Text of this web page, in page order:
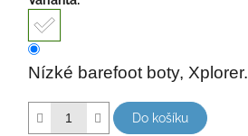
0,0
5
hvězdiček.
cena:
Nízké barefoot boty, Xplorer.
Do košíku